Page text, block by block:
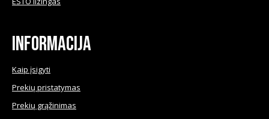
Informacija
Kaip įsigyti
Prekių pristatymas
Prekių grąžinimas